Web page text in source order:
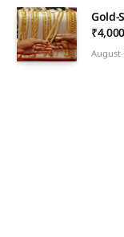
Gold-
August